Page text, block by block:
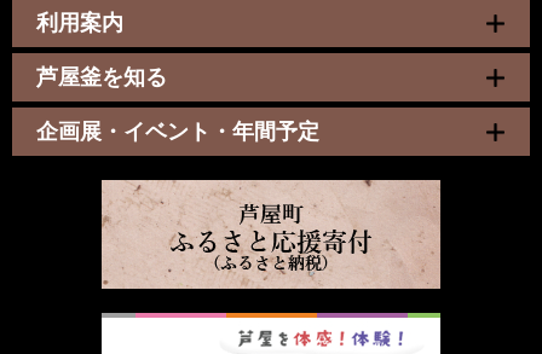
利用案内
芦屋釜を知る
企画展・イベント・年間予定